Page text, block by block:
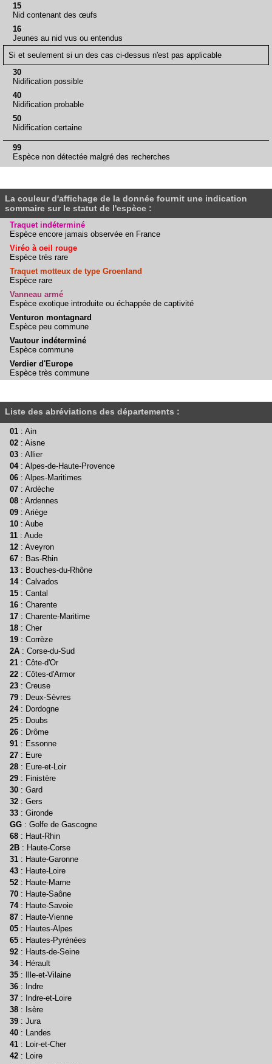
15
Nid contenant des œufs
16
Jeunes au nid vus ou entendus
Si et seulement si un des cas ci-dessus n'est pas applicable
30
Nidification possible
40
Nidification probable
50
Nidification certaine
99
Espèce non détectée malgré des recherches
La couleur d'affichage de la donnée fournit une indication
sommaire sur le statut de l'espèce :
Traquet indéterminé
Espèce encore jamais observée en France
Viréo à oeil rouge
Espèce très rare
Traquet motteux de type Groenland
Espèce rare
Vanneau armé
Espèce exotique introduite ou échappée de captivité
Venturon montagnard
Espèce peu commune
Vautour indéterminé
Espèce commune
Verdier d'Europe
Espèce très commune
Liste des abréviations des départements :
01 : Ain
02 : Aisne
03 : Allier
04: Alpes-de-Haute-Provence
06 : Alpes-Maritimes
07 : Ardèche
08 : Ardennes
09 : Ariège
10 : Aube
11 : Aude
12 : Aveyron
67 : Bas-Rhin
13 : Bouches-du-Rhône
14: Calvados
15 : Cantal
16 : Charente
17 : Charente-Maritime
18 : Cher
19 : Corrèze
2A : Corse-du-Sud
21 : Côte-d'Or
22 : Côtes-d'Armor
23 : Creuse
79 : Deux-Sèvres
24: Dordogne
25 : Doubs
26 : Drôme
91 : Essonne
27 : Eure
28 : Eure-et-Loir
29 : Finistère
30 : Gard
32 : Gers
33 : Gironde
GG : Golfe de Gascogne
68 : Haut-Rhin
2B : Haute-Corse
31 : Haute-Garonne
43 : Haute-Loire
52 : Haute-Marne
70 : Haute-Saône
74: Haute-Savoie
87 : Haute-Vienne
05 : Hautes-Alpes
65 : Hautes-Pyrénées
92 : Hauts-de-Seine
34: Hérault
35 : Ille-et-Vilaine
36 : Indre
37 : Indre-et-Loire
38 : Isère
39 : Jura
40 : Landes
41 : Loir-et-Cher
42 : Loire